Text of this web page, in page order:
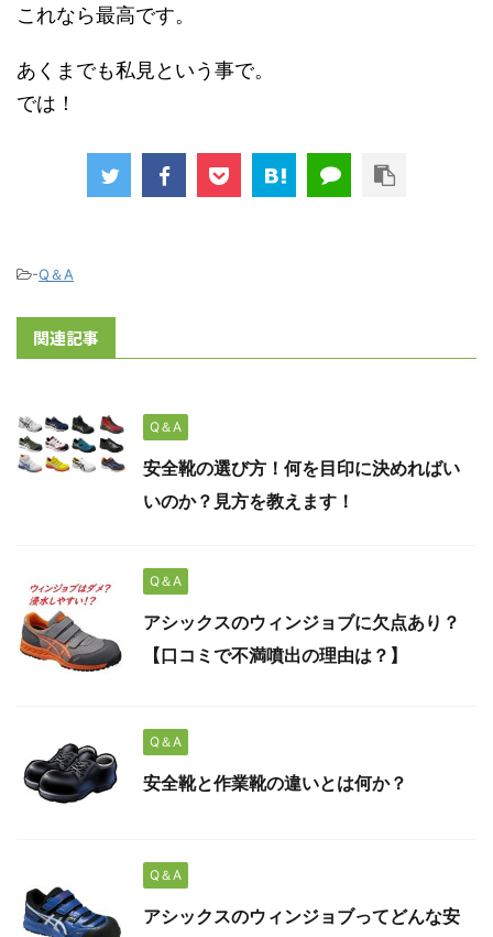
これなら最高です。
あくまでも私見という事で。
では！
-Q＆A
関連記事
Q＆A
安全靴の選び方！何を目印に決めればい
いのか？見方を教えます！
Q＆A
アシックスのウィンジョブに欠点あり？
【口コミで不満噴出の理由は？】
Q＆A
安全靴と作業靴の違いとは何か？
Q＆A
アシックスのウィンジョブってどんな安